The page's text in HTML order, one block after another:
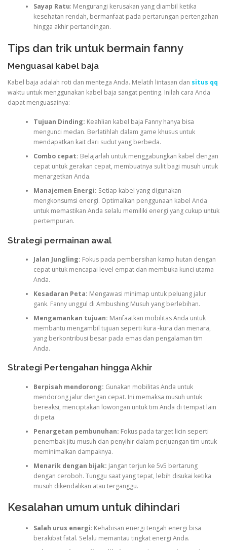
Sayap Ratu: Mengurangi kerusakan yang diambil ketika
kesehatan rendah, bermanfaat pada pertarungan pertengahan
hingga akhir pertandingan.
Tips dan trik untuk bermain fanny
Menguasai kabel baja
Kabel baja adalah roti dan mentega Anda. Melatih lintasan dan situs qq
waktu untuk menggunakan kabel baja sangat penting. Inilah cara Anda
dapat menguasainya:
Tujuan Dinding: Keahlian kabel baja Fanny hanya bisa
mengunci medan. Berlatihlah dalam game khusus untuk
mendapatkan kait dari sudut yang berbeda.
Combo cepat: Belajarlah untuk menggabungkan kabel dengan
cepat untuk gerakan cepat, membuatnya sulit bagi musuh untuk
menargetkan Anda.
Manajemen Energi: Setiap kabel yang digunakan
mengkonsumsi energi. Optimalkan penggunaan kabel Anda
untuk memastikan Anda selalu memiliki energi yang cukup untuk
pertempuran.
Strategi permainan awal
Jalan Jungling: Fokus pada pembersihan kamp hutan dengan
cepat untuk mencapai level empat dan membuka kunci utama
Anda.
Kesadaran Peta: Mengawasi minimap untuk peluang jalur
gank. Fanny unggul di Ambushing Musuh yang berlebihan.
Mengamankan tujuan: Manfaatkan mobilitas Anda untuk
membantu mengambil tujuan seperti kura -kura dan menara,
yang berkontribusi besar pada emas dan pengalaman tim
Anda.
Strategi Pertengahan hingga Akhir
Berpisah mendorong: Gunakan mobilitas Anda untuk
mendorong jalur dengan cepat. Ini memaksa musuh untuk
bereaksi, menciptakan lowongan untuk tim Anda di tempat lain
di peta.
Penargetan pembunuhan: Fokus pada target licin seperti
penembak jitu musuh dan penyihir dalam perjuangan tim untuk
meminimalkan dampaknya.
Menarik dengan bijak: Jangan terjun ke 5v5 bertarung
dengan ceroboh. Tunggu saat yang tepat, lebih disukai ketika
musuh dikendalikan atau terganggu.
Kesalahan umum untuk dihindari
Salah urus energi: Kehabisan energi tengah energi bisa
berakibat fatal. Selalu memantau tingkat energi Anda.